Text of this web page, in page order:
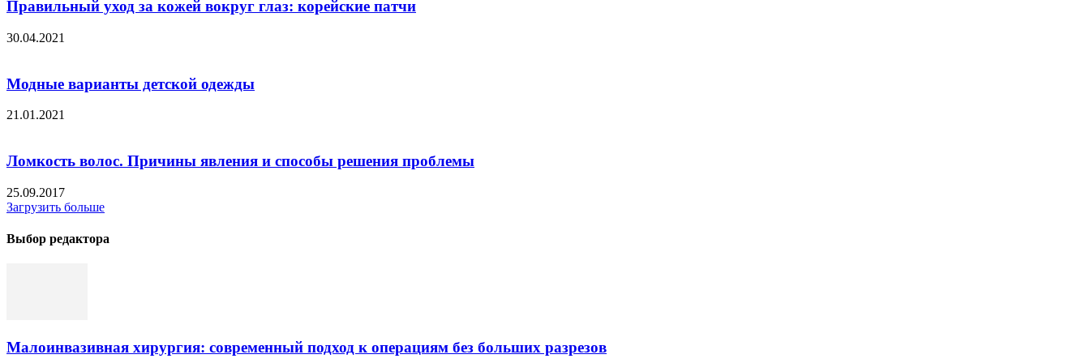
Правильный уход за кожей вокруг глаз: корейские патчи
30.04.2021
Модные варианты детской одежды
21.01.2021
Ломкость волос. Причины явления и способы решения проблемы
25.09.2017
Загрузить больше
Выбор редактора
Малоинвазивная хирургия: современный подход к операциям без больших разрезов